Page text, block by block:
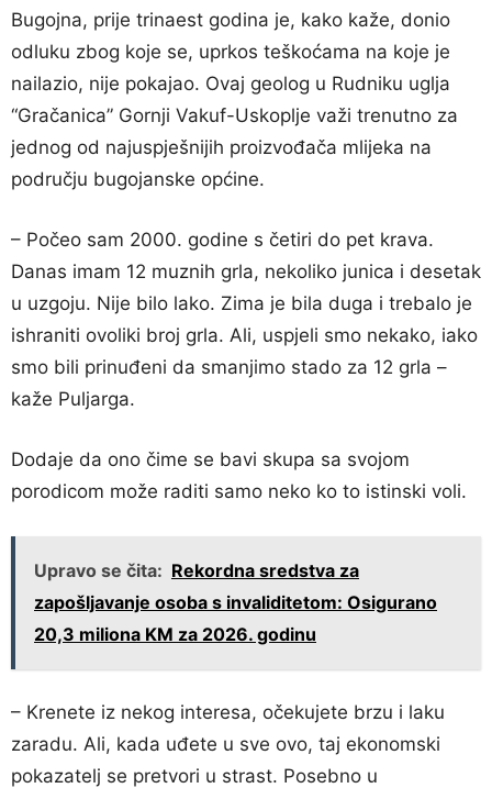
Bugojna, prije trinaest godina je, kako kaže, donio
odluku zbog koje se, uprkos teškoćama na koje je
nailazio, nije pokajao. Ovaj geolog u Rudniku uglja
“Gračanica” Gornji Vakuf-Uskoplje važi trenutno za
jednog od najuspješnijih proizvođača mlijeka na
području bugojanske općine.
– Počeo sam 2000. godine s četiri do pet krava.
Danas imam 12 muznih grla, nekoliko junica i desetak
u uzgoju. Nije bilo lako. Zima je bila duga i trebalo je
ishraniti ovoliki broj grla. Ali, uspjeli smo nekako, iako
smo bili prinuđeni da smanjimo stado za 12 grla –
kaže Puljarga.
Dodaje da ono čime se bavi skupa sa svojom
porodicom može raditi samo neko ko to istinski voli.
Upravo se čita: Rekordna sredstva za
zapošljavanje osoba s invaliditetom: Osigurano
20,3 miliona KM za 2026. godinu
– Krenete iz nekog interesa, očekujete brzu i laku
zaradu. Ali, kada uđete u sve ovo, taj ekonomski
pokazatelj se pretvori u strast. Posebno u